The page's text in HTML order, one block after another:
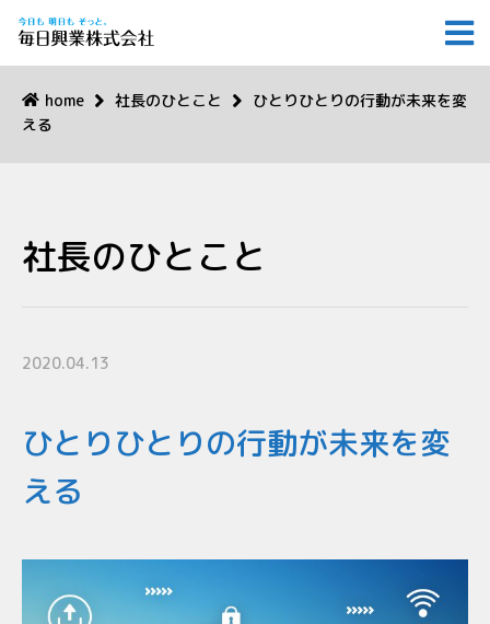
home 社長のひとこと
ひとりひとりの行動が未来を変
える
社長のひとこと
2020.04.13
ひとりひとりの行動が未来を変
える